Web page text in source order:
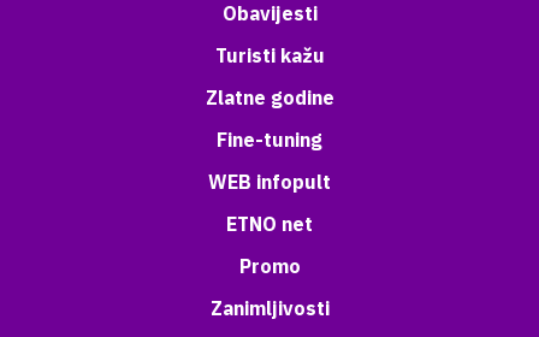
Obavijesti
Turisti kažu
Zlatne godine
Fine-tuning
WEB infopult
ETNO net
Promo
Zanimljivosti